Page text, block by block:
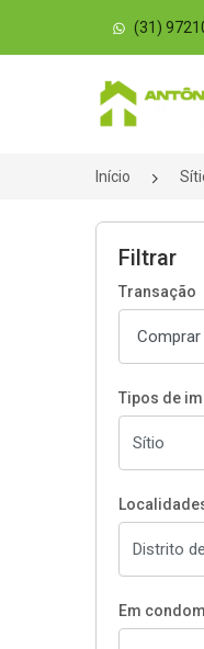
(31)
Página
Início
Filtrar
Transação
Tipos de
Em